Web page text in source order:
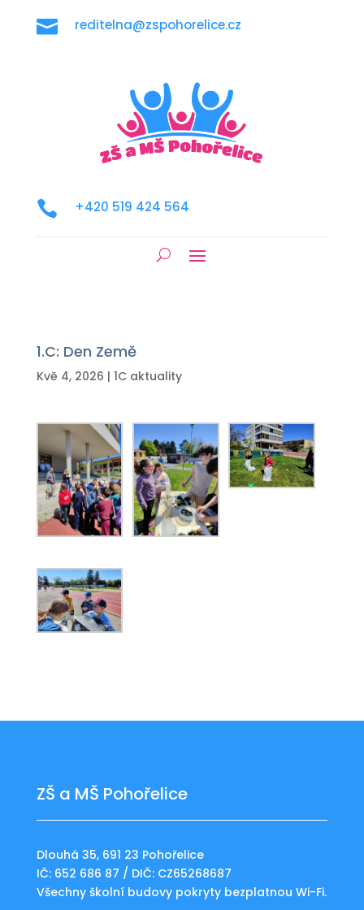
 reditelna@zspohorelice.cz
 +420 519 424 564
1.C: Den Země
Kvě 4, 2026 | 1C aktuality
ZŠ a MŠ Pohořelice
Dlouhá 35, 691 23 Pohořelice
IČ: 652 686 87 / DIČ: CZ65268687
Všechny školní budovy pokryty bezplatnou Wi-Fi.